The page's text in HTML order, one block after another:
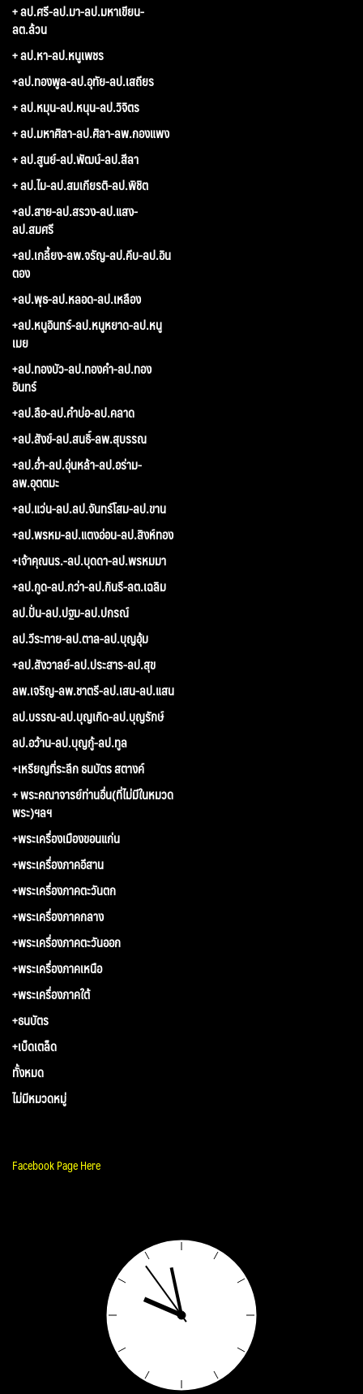
+ ลป.ศรี-ลป.มา-ลป.มหาเขียน-
ลต.ล้วน
+ ลป.หา-ลป.หนูเพชร
+ลป.ทองพูล-ลป.อุทัย-ลป.เสถียร
+ ลป.หมุน-ลป.หนุน-ลป.วิจิตร
+ ลป.มหาศิลา-ลป.ศิลา-ลพ.กองแพง
+ ลป.สูนย์-ลป.พัฒน์-ลป.สีลา
+ ลป.ไม-ลป.สมเกียรติ-ลป.พิชิต
+ลป.สาย-ลป.สรวง-ลป.แสง-
ลป.สมศรี
+ลป.เกลี้ยง-ลพ.จรัญ-ลป.คีบ-ลป.อิน
ตอง
+ลป.พุธ-ลป.หลอด-ลป.เหลือง
+ลป.หนูอินทร์-ลป.หนูหยาด-ลป.หนู
เมย
+ลป.ทองบัว-ลป.ทองคำ-ลป.ทอง
อินทร์
+ลป.ลือ-ลป.คำบ่อ-ลป.คลาด
+ลป.สังข์-ลป.สนธิ์-ลพ.สุบรรณ
+ลป.อ่ำ-ลป.อุ่นหล้า-ลป.อร่าม-
ลพ.อุตตมะ
+ลป.แว่น-ลป.ลป.จันทร์โสม-ลป.ขาน
+ลป.พรหม-ลป.แตงอ่อน-ลป.สิงห์ทอง
+เจ้าคุณนร.-ลป.บุดดา-ลป.พรหมมา
+ลป.กูด-ลป.กว่า-ลป.กินรี-ลต.เฉลิม
ลป.ปั่น-ลป.ปฐม-ลป.ปกรณ์
ลป.วีระทาย-ลป.ตาล-ลป.บุญอุ้ม
+ลป.สังวาลย์-ลป.ประสาร-ลป.สุข
ลพ.เจริญ-ลพ.ชาตรี-ลป.เสน-ลป.แสน
ลป.บรรณ-ลป.บุญเกิด-ลป.บุญรักษ์
ลป.อว้าน-ลป.บุญกู้-ลป.ทูล
+เหรียญที่ระลึก ธนบัตร สตางค์
+ พระคณาจารย์ท่านอื่น(ที่ไม่มีในหมวด
พระ)ฯลฯ
+พระเครื่องเมืองขอนแก่น
+พระเครื่องภาคอีสาน
+พระเครื่องภาคตะวันตก
+พระเครื่องภาคกลาง
+พระเครื่องภาคตะวันออก
+พระเครื่องภาคเหนือ
+พระเครื่องภาคใต้
+ธนบัตร
+เบ็ดเตล็ด
ทั้งหมด
ไม่มีหมวดหมู่
Facebook Page Here